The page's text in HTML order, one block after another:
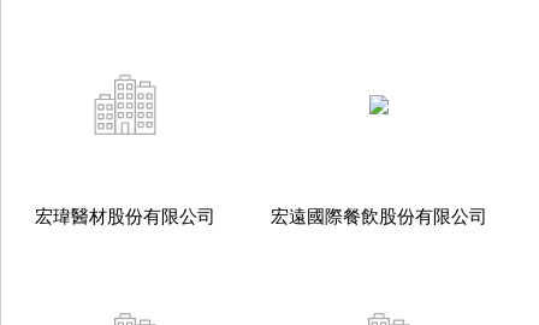
宏瑋醫材股份有限公司 宏遠國際餐飲股份有限公司